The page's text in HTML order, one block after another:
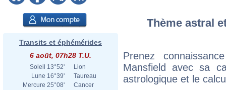
Transits et éphémérides
6 août, 07h28 T.U.
Soleil 13°52'
Lion
Lune 16°39'
Taureau
Mercure 25°08'
Cancer
Thème astral
Prenez
Mansfield avec sa
astrologique et le